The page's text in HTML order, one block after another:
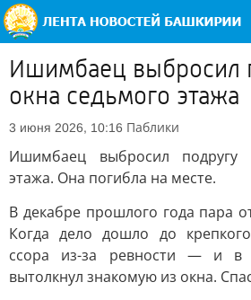
Ишимбаец выбросил
окна седьмого этажа
3 июня 2026, 10:16 Паблики
Ишимбаец выбросил подругу
этажа. Она погибла на месте.
В декабре прошлого года пара
Когда дело дошло до крепкого
ссора из-за ревности — и в
вытолкнул знакомую из окна.